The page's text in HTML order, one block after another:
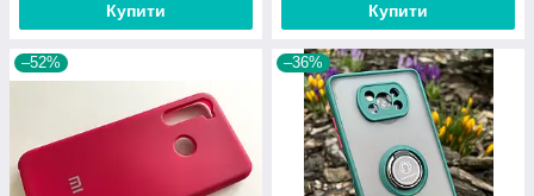
Купити Купити
–52% –36%